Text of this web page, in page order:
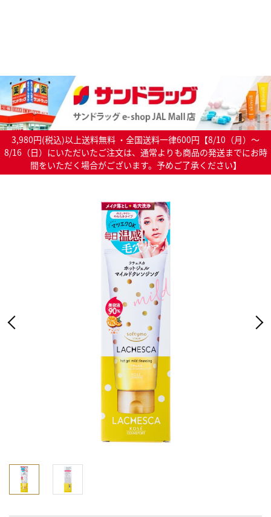
3,980円(税込)以上送料無料 ・全国送料一律600円【8/10（月）～
8/16（日）にいただいたご注文は、通常よりも商品の発送までにお時
間をいただく場合がございます。予めご了承ください】